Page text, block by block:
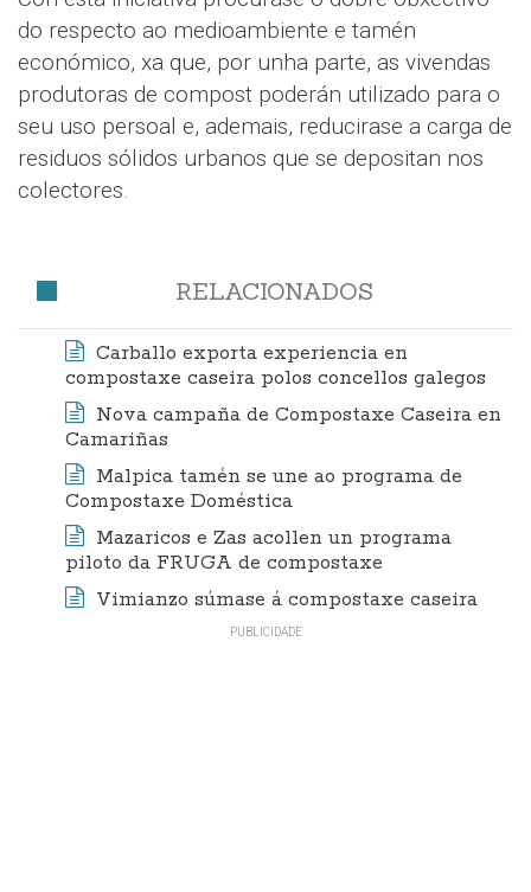
do respecto ao medioambiente e tamén
económico, xa que, por unha parte, as vivendas
produtoras de compost poderán utilizado para o
seu uso persoal e, ademais, reducirase a carga de
residuos sólidos urbanos que se depositan nos
colectores.
RELACIONADOS
Carballo exporta experiencia en
compostaxe caseira polos concellos galegos
Nova campaña de Compostaxe Caseira en
Camariñas
Malpica tamén se une ao programa de
Compostaxe Doméstica
Mazaricos e Zas acollen un programa
piloto da FRUGA de compostaxe
Vimianzo súmase á compostaxe caseira